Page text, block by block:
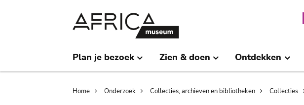
Plan je bezoek Zien & doen Ontdekken
Breadcrumb
Home Onderzoek Collecties, archieven en bibliotheken Collecties